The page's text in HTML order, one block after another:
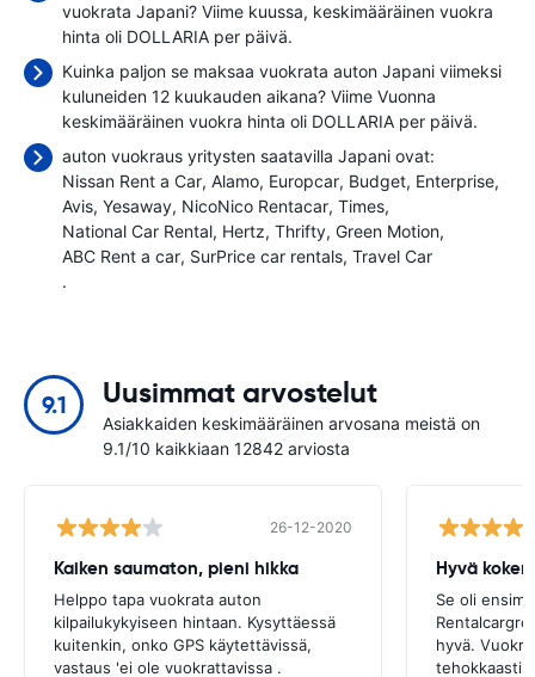
vuokrata Japani? Viime kuussa, keskimääräinen vuokra
hinta oli DOLLARIA per päivä.
Kuinka paljon se maksaa vuokrata auton Japani viimeksi
kuluneiden 12 kuukauden aikana? Viime Vuonna
keskimääräinen vuokra hinta oli DOLLARIA per päivä.
auton vuokraus yritysten saatavilla Japani ovat:
Nissan Rent a Car Alamo Europcar Budget Enterprise
Avis Yesaway NicoNico Rentacar Times
National Car Rental Hertz Thrifty Green Motion
ABC Rent a car SurPrice car rentals Travel Car
.
9.1 Uusimmat arvostelut
Asiakkaiden keskimääräinen arvosana meistä on
9.1/10 kaikkiaan 12842 arviosta
26-12-2020
Kaiken saumaton, pieni hikka
Helppo tapa vuokrata auton
kilpailukykyiseen hintaan. Kysyttäessä
kuitenkin, onko GPS käytettävissä,
vastaus 'ei ole vuokrattavissa .
Hyvä
Se oli
hyvä.
tehokkaasti